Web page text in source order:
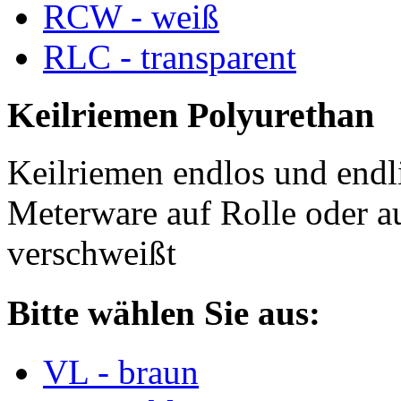
RCW - weiß
RLC - transparent
Keilriemen Polyurethan
Keilriemen endlos und
Meterware auf Rolle oder
verschweißt
Bitte wählen Sie aus:
VL - braun